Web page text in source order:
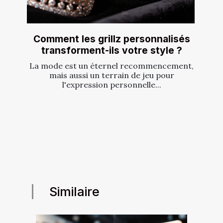
Comment les grillz personnalisés
transforment-ils votre style ?
La mode est un éternel recommencement,
mais aussi un terrain de jeu pour
l'expression personnelle...
Similaire